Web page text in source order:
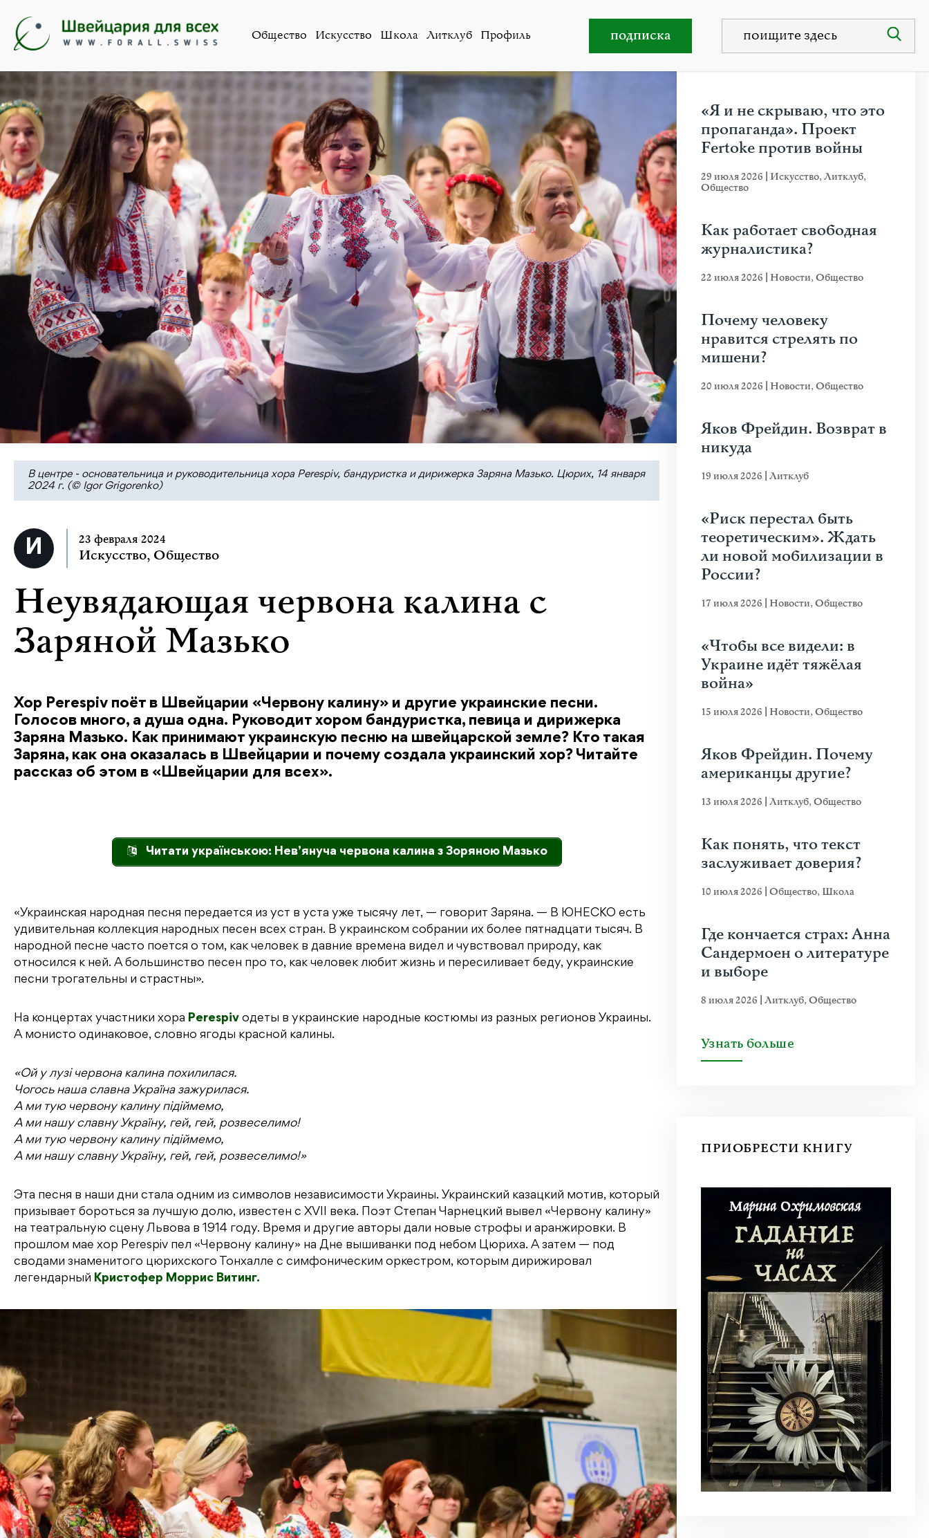
Общество Искусство Школа Литклуб Профиль подписка
Неувядающая червона калина с Заряной Мазько
В центре - основательница и руководительница хора Perespiv, бандуристка и дирижерка Заряна Мазько. Цюрих, 14 января
2024 г. (© Igor Grigorenko)
23 февраля 2024
Искусство, Общество
Неувядающая червона калина с
Заряной Мазько
Хор Perespiv поёт в Швейцарии «Червону калину» и другие украинские песни.
Голосов много, а душа одна. Руководит хором бандуристка, певица и дирижерка
Заряна Мазько. Как принимают украинскую песню на швейцарской земле? Кто такая
Заряна, как она оказалась в Швейцарии и почему создала украинский хор? Читайте
рассказ об этом в «Швейцарии для всех».
Читати українською: Нев’януча червона калина з Зоряною Мазько
«Украинская народная песня передается из уст в уста уже тысячу лет, — говорит Заряна. — В ЮНЕСКО есть
удивительная коллекция народных песен всех стран. В украинском собрании их более пятнадцати тысяч. В
народной песне часто поется о том, как человек в давние времена видел и чувствовал природу, как
относился к ней. А большинство песен про то, как человек любит жизнь и пересиливает беду, украинские
песни трогательны и страстны».
На концертах участники хора Perespiv одеты в украинские народные костюмы из разных регионов Украины.
А монисто одинаковое, словно ягоды красной калины.
«Ой у лузі червона калина похилилася.
Чогось наша славна Україна зажурилася.
А ми тую червону калину підіймемо,
А ми нашу славну Україну, гей, гей, розвеселимо!
А ми тую червону калину підіймемо,
А ми нашу славну Україну, гей, гей, розвеселимо!»
Эта песня в наши дни стала одним из символов независимости Украины. Украинский казацкий мотив, который
призывает бороться за лучшую долю, известен с XVII века. Поэт Степан Чарнецкий вывел «Червону калину»
на театральную сцену Львова в 1914 году. Время и другие авторы дали новые строфы и аранжировки. В
прошлом мае хор Perespiv пел «Червону калину» на Дне вышиванки под небом Цюриха. А затем — под
сводами знаменитого цюрихского Тонхалле с симфоническим оркестром, которым дирижировал
легендарный Кристофер Моррис Витинг.
«Я и не скрываю, что это
пропаганда». Проект
Fertoke против войны
29 июля 2026 Искусство,Литклуб,
Общество
Как работает свободная
журналистика?
22 июля 2026 Новости,Общество
Почему человеку
нравится стрелять по
мишени?
20 июля 2026 Новости,Общество
Яков Фрейдин. Возврат в
никуда
19 июля 2026 Литклуб
«Риск перестал быть
теоретическим». Ждать
ли новой мобилизации в
России?
17 июля 2026 Новости,Общество
«Чтобы все видели: в
Украине идёт тяжёлая
война»
15 июля 2026 Новости,Общество
Яков Фрейдин. Почему
американцы другие?
13 июля 2026 Литклуб,Общество
Как понять, что текст
заслуживает доверия?
10 июля 2026 Общество, Школа
Где кончается страх: Анна
Сандермоен о литературе
и выборе
8 июля 2026 Литклуб,Общество
Узнать больше
ПРИОБРЕСТИ КНИГУ